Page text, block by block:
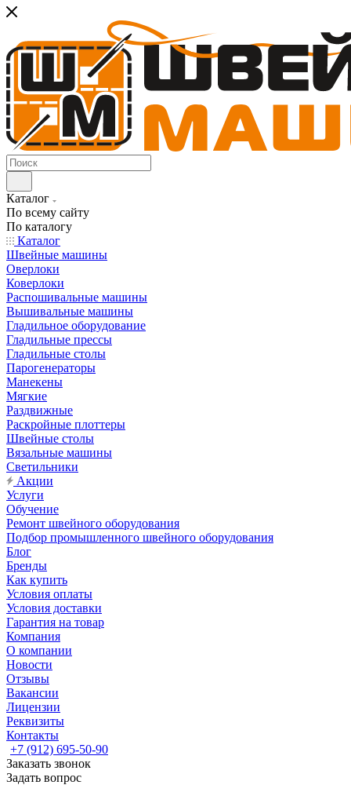
Каталог
По всему сайту
По каталогу
Каталог
Швейные машины
Оверлоки
Коверлоки
Распошивальные машины
Вышивальные машины
Гладильное оборудование
Гладильные прессы
Гладильные столы
Парогенераторы
Манекены
Мягкие
Раздвижные
Раскройные плоттеры
Швейные столы
Вязальные машины
Светильники
Акции
Услуги
Обучение
Ремонт швейного оборудования
Подбор промышленного швейного оборудования
Блог
Бренды
Как купить
Условия оплаты
Условия доставки
Гарантия на товар
Компания
О компании
Новости
Отзывы
Вакансии
Лицензии
Реквизиты
Контакты
+7 (912) 695-50-90
Заказать звонок
Задать вопрос